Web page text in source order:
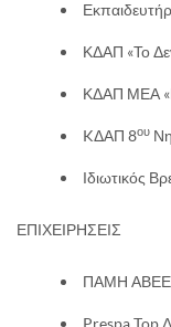
ΚΔΑΠ «Το
ΚΔΑΠ ΜΕΑ
KΔΑΠ 8ου
Ιδιωτικός
ΕΠΙΧΕΙΡΗΣΕΙΣ
ΠΑΜΗ ΑΒΕΕ
Prespa Top